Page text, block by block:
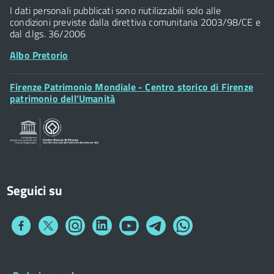
P.IVA 01307110484
Posta Elettronica Certificata
I dati personali pubblicati sono riutilizzabili solo alle
condizioni previste dalla direttiva comunitaria 2003/98/CE e
dal d.lgs. 36/2006
Albo Pretorio
Footer
Widget
Firenze Patrimonio Mondiale - Centro storico di Firenze
patrimonio dell’Umanità
Seguici su
Collegamento
Collegamento
a
Collegamento
a
Collegamento
a
Collegamento
a
Collegamento
a
Collegamento
a
Footer